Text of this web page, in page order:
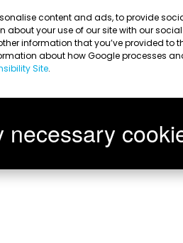
content and ads, to provide
about your use of our site with our
information that you’ve provided to
about how Google processes
Site.
necessary